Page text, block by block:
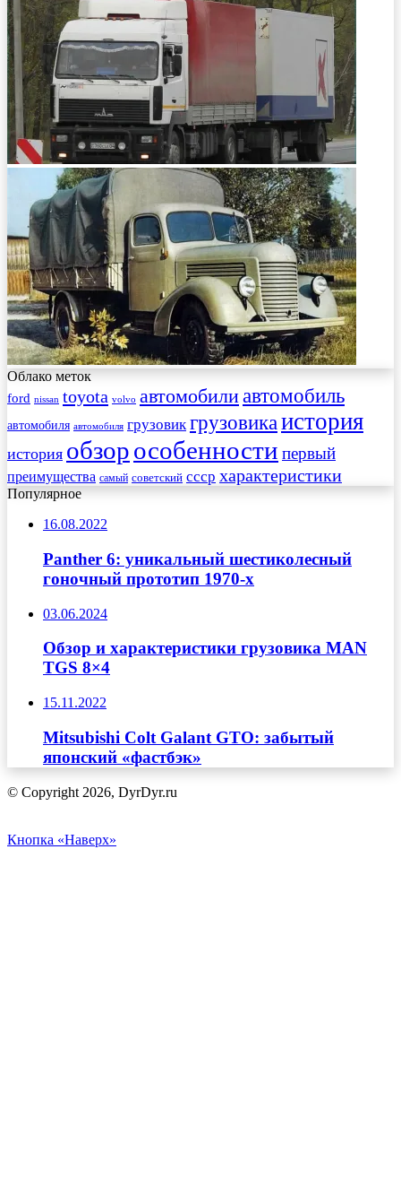
Облако меток
ford nissan toyota volvo автомобилиавтомобиль
автомобиля автомобиля грузовик грузовикаистория
история обзорособенности первый
преимущества самый советский ссср характеристики
Популярное
16.08.2022
Panther 6: уникальный шестиколесный
гоночный прототип 1970-х
03.06.2024
Обзор и характеристики грузовика MAN
TGS 8×4
15.11.2022
Mitsubishi Colt Galant GTO: забытый
японский «фастбэк»
© Copyright 2026, DyrDyr.ru
Кнопка «Наверх»